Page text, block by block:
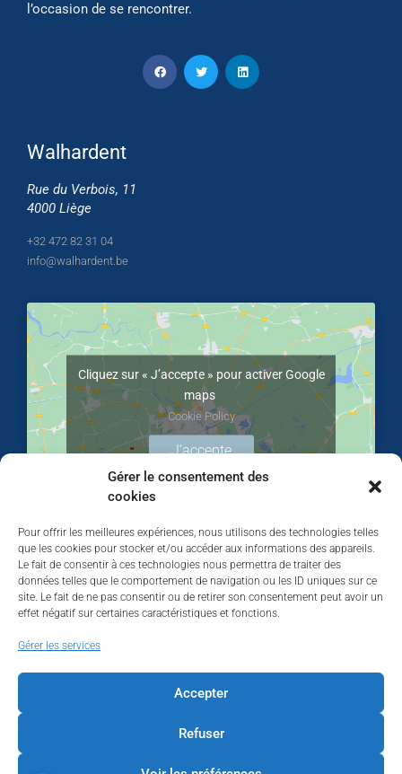
Gérer le consentement des
cookies
Pour offrir les meilleures expériences, nous utilisons des technologies telles
que les cookies pour stocker et/ou accéder aux informations des appareils.
Le fait de consentir à ces technologies nous permettra de traiter des
données telles que le comportement de navigation ou les ID uniques sur ce
site. Le fait de ne pas consentir ou de retirer son consentement peut avoir un
effet négatif sur certaines caractéristiques et fonctions.
Gérer les services
Accepter
Refuser
l’occasion de se rencontrer.
Walhardent
Rue du Verbois, 11
4000 Liège
+32 472 82 31 04
info@walhardent.be
Cliquez sur « J’accepte » pour activer Google
maps
Cookie Policy
J’accepte